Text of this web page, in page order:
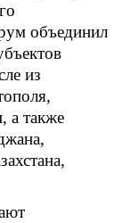
объединил
из
а также